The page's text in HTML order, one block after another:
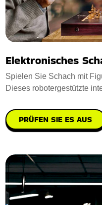
Elektronisches
Spielen Sie Schach mit
Dieses robotergestützte
PRÜFEN SIE ES AUS